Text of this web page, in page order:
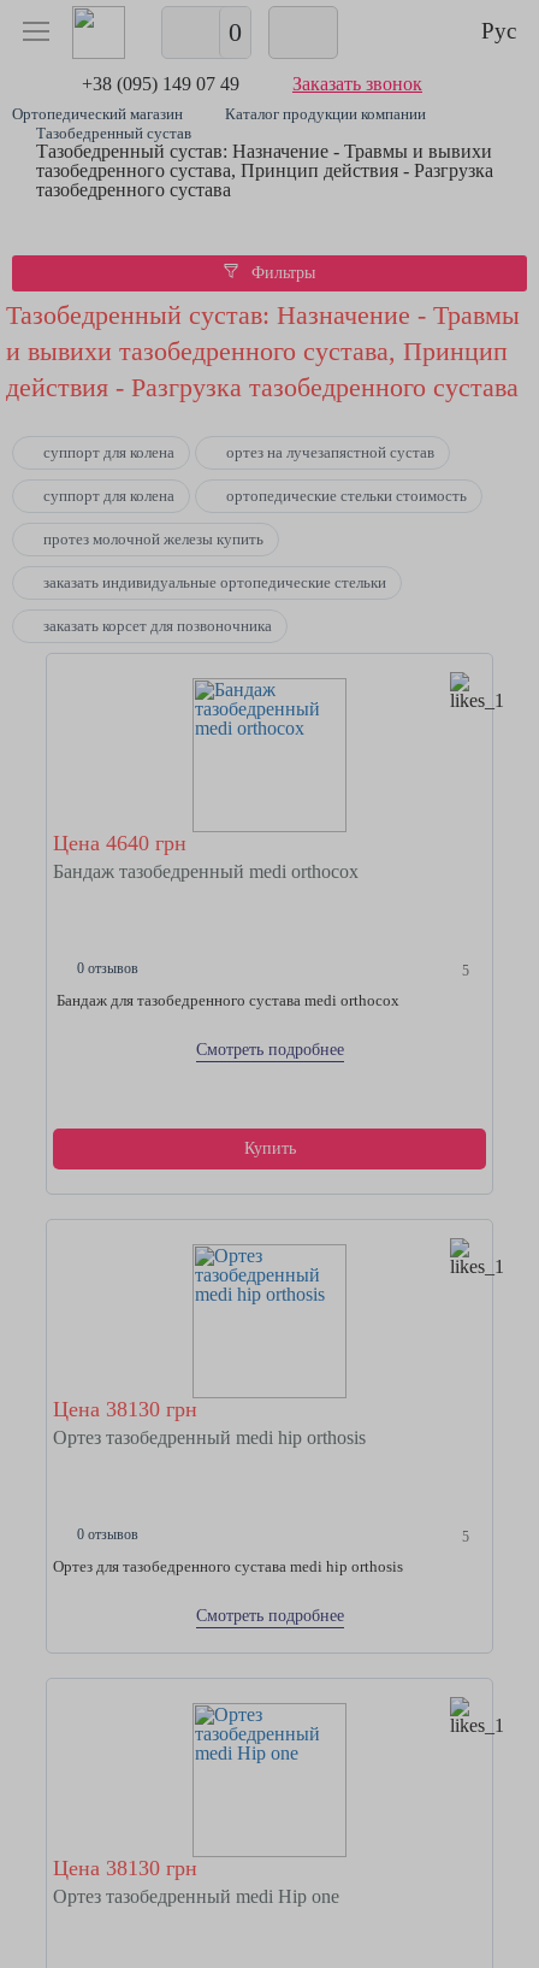
0 Рус
+38 (095) 149 07 49 Заказать звонок
Ортопедический магазин
Каталог продукции компании
Тазобедренный сустав
Тазобедренный сустав: Назначение - Травмы и вывихи
тазобедренного сустава, Принцип действия - Разгрузка
тазобедренного сустава
Фильтры
Тазобедренный сустав: Назначение - Травмы
и вывихи тазобедренного сустава, Принцип
действия - Разгрузка тазобедренного сустава
суппорт для колена ортез на лучезапястной сустав
суппорт для колена ортопедические стельки стоимость
протез молочной железы купить
заказать индивидуальные ортопедические стельки
заказать корсет для позвоночника
Цена 4640 грн
Бандаж тазобедренный medi orthocox
0 отзывов 5
Бандаж для тазобедренного сустава medi orthocox
Смотреть подробнее
Купить
Цена 38130 грн
Ортез тазобедренный medi hip orthosis
0 отзывов 5
Ортез для тазобедренного сустава medi hip orthosis
Смотреть подробнее
Цена 38130 грн
Ортез тазобедренный medi Hip one